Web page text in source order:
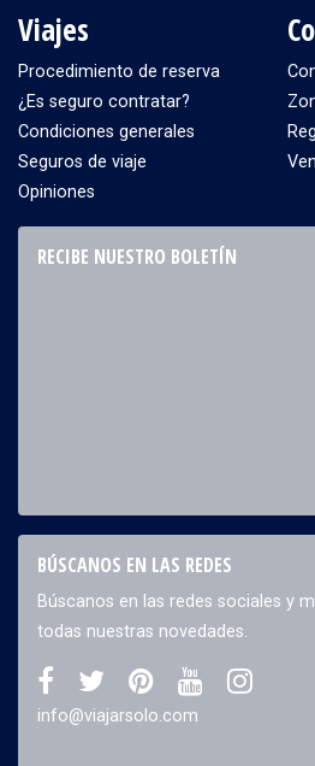
Viajes
Procedimiento de reserva
¿Es seguro contratar?
Condiciones generales
Seguros de viaje
Opiniones
RECIBE NUESTRO BOLETÍN
BÚSCANOS EN LAS REDES
Búscanos en las redes sociales y
todas nuestras novedades.
info@viajarsolo.com